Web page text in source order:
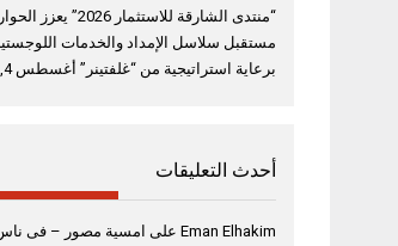
“منتدى الشارقة للاستثمار 2026”
مستقبل سلاسل الإمداد والخدمات
برعاية استراتيجية من “غلفتينر” أغسطس 4, 2026
أحدث التعليقات
Eman Elhakim على امسية مصور – فى